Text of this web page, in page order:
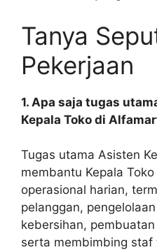
Tanya
Pekerjaan
1. Apa saja tugas
Kepala Toko di
Tugas utama Asisten
membantu Kepala
operasional harian,
pelanggan,
kebersihan,
serta membimbing staf